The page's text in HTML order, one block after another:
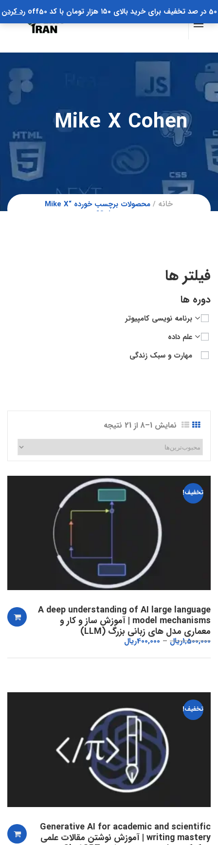
50 در صد تخفیف برای خرید بالای ۱۵۰ هزار تومان با کد off50 رد کردن
Mike X Cohen
خانه
محصولات برچسب خورده “Mike X
Cohen”
نمایش 1–8 از 21 نتیجه
تخفیف!
A deep understanding of AI large language
model mechanisms | آموزش ساز و کار و
معماری مدل های زبانی بزرگ (LLM)
1,500,000ریال 400,000ریال
تخفیف!
Generative AI for academic and scientific
writing mastery | آموزش نوشتن مقالات علمی
فیلتر ها
دوره ها
برنامه نویسی کامپیوتر
علم داده
مهارت و سبک زندگی